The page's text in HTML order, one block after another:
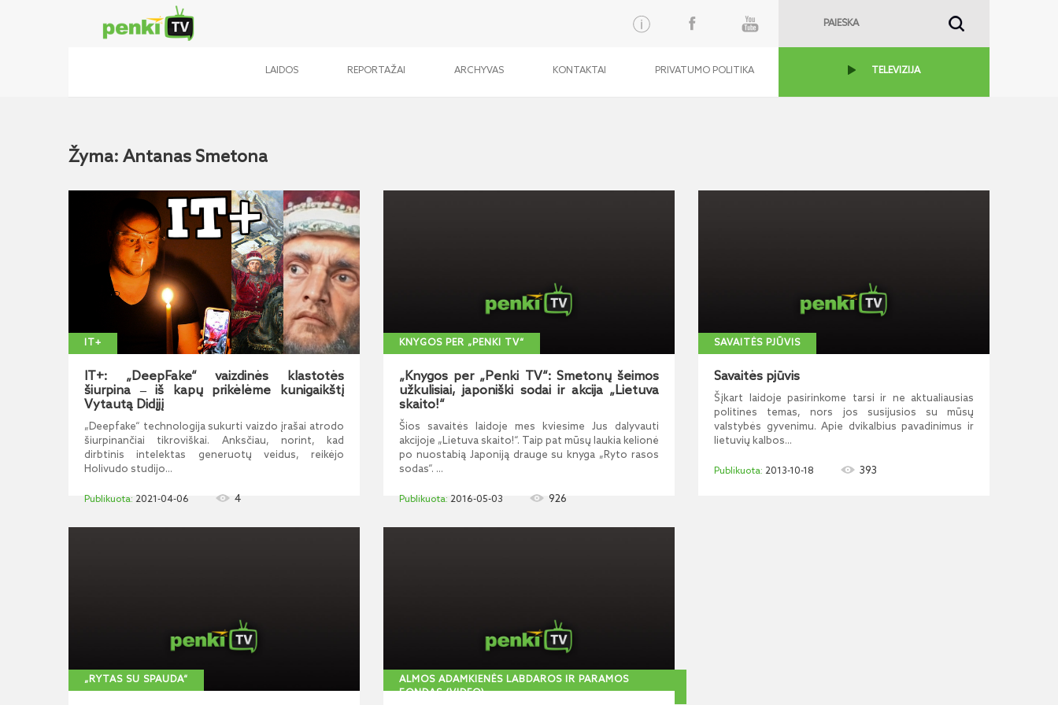
LAIDOS REPORTAŽAI ARCHYVAS KONTAKTAI PRIVATUMO POLITIKA TELEVIZIJA
Žyma: Antanas Smetona
IT+
IT+: „DeepFake“ vaizdinės klastotės
šiurpina ‒ iš kapų prikėlėme kunigaikštį
Vytautą Didįjį
„Deepfake“ technologija sukurti vaizdo įrašai atrodo
šiurpinančiai tikroviškai. Anksčiau, norint, kad
dirbtinis intelektas generuotų veidus, reikėjo
Holivudo studijo...
2021-04-06 4
KNYGOS PER „PENKI TV“
„Knygos per „Penki TV“: Smetonų šeimos
užkulisiai, japoniški sodai ir akcija „Lietuva
skaito!“
Šios savaitės laidoje mes kviesime Jus dalyvauti
akcijoje „Lietuva skaito!“. Taip pat mūsų laukia kelionė
po nuostabią Japoniją drauge su knyga „Ryto rasos
sodas“. ...
2016-05-03 926
SAVAITĖS PJŪVIS
Savaitės pjūvis
Šįkart laidoje pasirinkome tarsi ir ne aktualiausias
politines temas, nors jos susijusios su mūsų
valstybės gyvenimu. Apie dvikalbius pavadinimus ir
lietuvių kalbos...
2013-10-18 393
„RYTAS SU SPAUDA“
ALMOS ADAMKIENĖS LABDAROS IR PARAMOS
FONDAS (VIDEO)